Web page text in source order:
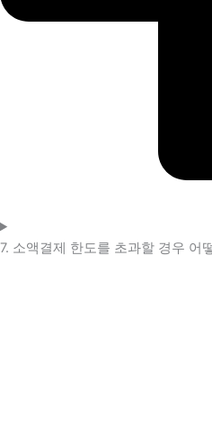
7. 소액결제 한도를 초과할 경우 어